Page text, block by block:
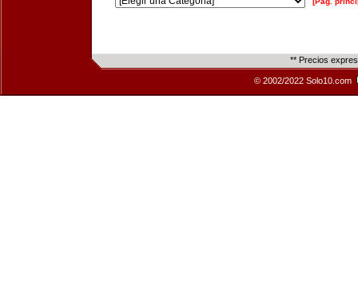
** Precios
© 2002/2022 Solo10.com